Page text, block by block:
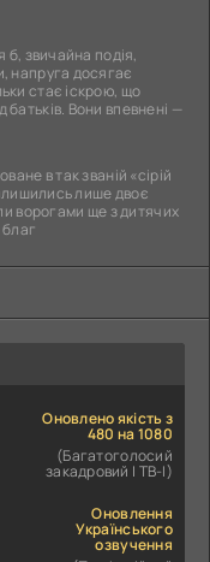
б, звичайна подія,
напруга досягає
стає іскрою, що
Вони впевнені —
в так званій «сірій
лише двоє
ворогами ще з дитячих
благ
Оновлено якість з
480 на 1080
(Багатоголосий
закадровий | ТВ-І)
Оновлення
Українського
озвучення